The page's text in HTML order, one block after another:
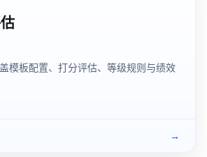
模板配置、打分评估、等级规则与绩效
→